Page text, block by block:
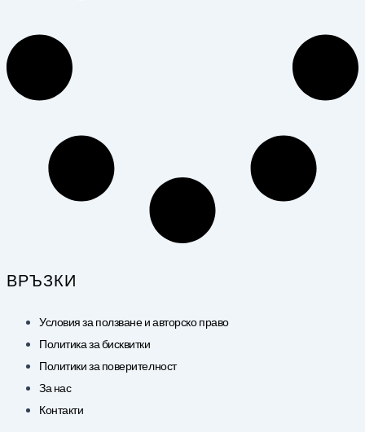
ВРЪЗКИ
Условия за ползване и авторско право
Политика за бисквитки
Политики за поверителност
За нас
Контакти